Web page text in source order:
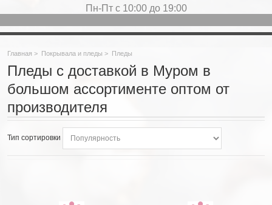
Пн-Пт с 10:00 до 19:00
Главная > Покрывала и пледы > Пледы
Пледы с доставкой в Муром в
большом ассортименте оптом от
производителя
Тип сортировки